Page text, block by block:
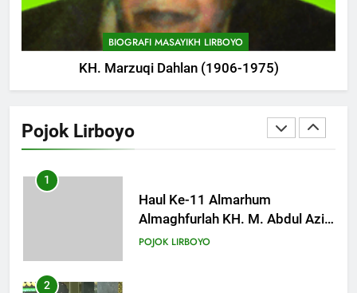
BIOGRAFI MASAYIKH LIRBOYO
KH. Marzuqi Dahlan (1906-1975)
Pojok Lirboyo
Gelar Pameran
POJOK LIRBOYO
Silaturahi dan Istighosah
Bersama Kapolda Jawa Timur
1
Haul Ke-11 Almarhum
Almaghfurlah KH. M. Abdul Aziz
Manshur
POJOK LIRBOYO
2